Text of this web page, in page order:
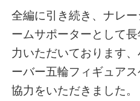
全編に引き続き、ナレ
ームサポーターとして
力いただいております
ーバー五輪フィギュア
協力をいただきました。